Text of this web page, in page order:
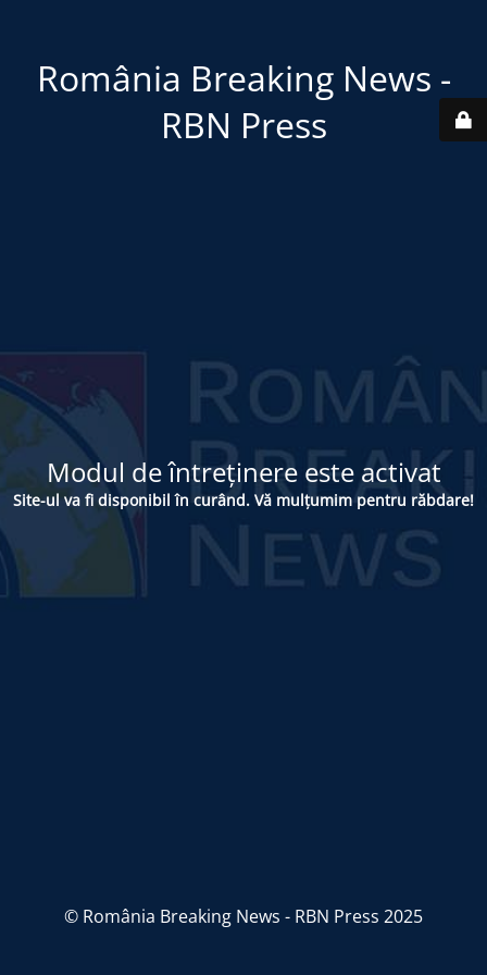
România Breaking News -
RBN Press
Modul de întreținere este activat
Site-ul va fi disponibil în curând. Vă mulțumim pentru răbdare!
© România Breaking News - RBN Press 2025